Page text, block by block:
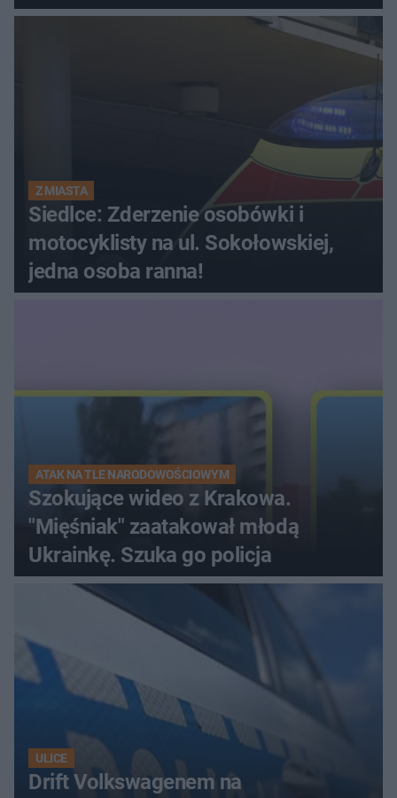
Z MIASTA
Siedlce: Zderzenie osobówki i
motocyklisty na ul. Sokołowskiej,
jedna osoba ranna!
ATAK NA TLE NARODOWOŚCIOWYM
Szokujące wideo z Krakowa.
"Mięśniak" zaatakował młodą
Ukrainkę. Szuka go policja
ULICE
Drift Volkswagenem na